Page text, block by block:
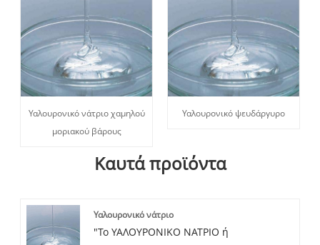
Υαλουρονικό νάτριο χαμηλού
μοριακού βάρους
Υαλουρονικό ψευδάργυρο
Καυτά προϊόντα
Υαλουρονικό νάτριο
"Το ΥΑΛΟΥΡΟΝΙΚΟ ΝΑΤΡΙΟ ή